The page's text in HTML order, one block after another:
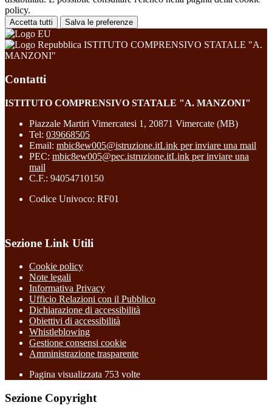
policy.
Accetta tutti Salva le preferenze
ISTITUTO COMPRENSIVO STATALE "A.
MANZONI"
Contatti
ISTITUTO COMPRENSIVO STATALE "A. MANZONI"
Piazzale Martiri Vimercatesi 1, 20871 Vimercate (MB)
Tel: 039668505
Email: mbic8ew005@istruzione.itLink per inviare una mail
PEC: mbic8ew005@pec.istruzione.itLink per inviare una
mail
C.F.: 94054710150
Codice Univoco: RF01
Sezione Link Utili
Cookie policy
Note legali
Informativa Privacy
Ufficio Relazioni con il Pubblico
Dichiarazione di accessibilità
Obiettivi di accessibilità
Whistleblowing
Gestione consensi cookie
Amministrazione trasparente
Pagina visualizzata 753 volte
Sezione Copyright